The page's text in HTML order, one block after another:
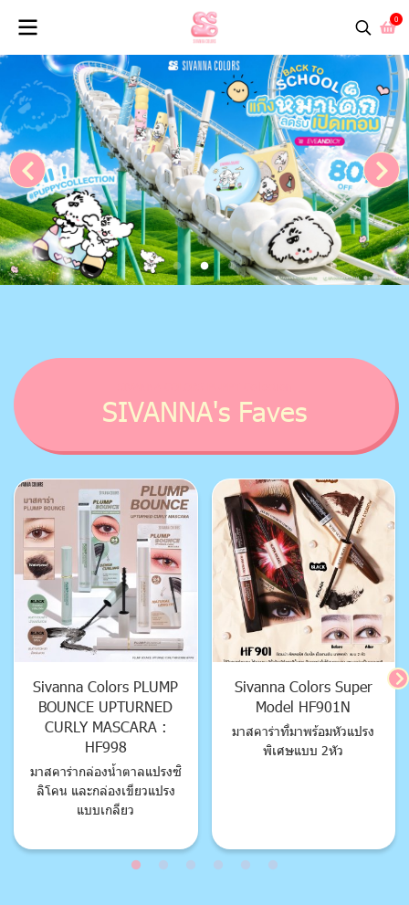
0
SIVANNA's Faves
Sivanna Colors PLUMP
BOUNCE UPTURNED
CURLY MASCARA :
HF998
มาสคาร่ากล่องน้ำตาลแปรงซิ
ลิโคน และกล่องเขียวแปรง
แบบเกลียว
Sivanna Colors Super
Model HF901N
มาสคาร่าที่มาพร้อมหัวแปรง
พิเศษแบบ 2หัว